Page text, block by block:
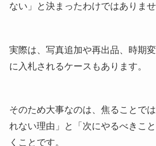
ない」と決まったわけではありませ
実際は、写真追加や再出品、時期
に入札されるケースもあります。
そのため大事なのは、焦ることで
れない理由」と「次にやるべきこ
くことです。